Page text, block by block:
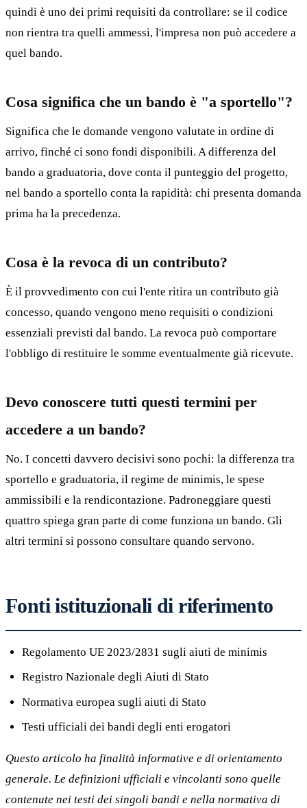
quindi è uno dei primi requisiti da controllare: se il codice
non rientra tra quelli ammessi, l'impresa non può accedere a
quel bando.
Cosa significa che un bando è "a sportello"?
Significa che le domande vengono valutate in ordine di
arrivo, finché ci sono fondi disponibili. A differenza del
bando a graduatoria, dove conta il punteggio del progetto,
nel bando a sportello conta la rapidità: chi presenta domanda
prima ha la precedenza.
Cosa è la revoca di un contributo?
È il provvedimento con cui l'ente ritira un contributo già
concesso, quando vengono meno requisiti o condizioni
essenziali previsti dal bando. La revoca può comportare
l'obbligo di restituire le somme eventualmente già ricevute.
Devo conoscere tutti questi termini per
accedere a un bando?
No. I concetti davvero decisivi sono pochi: la differenza tra
sportello e graduatoria, il regime de minimis, le spese
ammissibili e la rendicontazione. Padroneggiare questi
quattro spiega gran parte di come funziona un bando. Gli
altri termini si possono consultare quando servono.
Fonti istituzionali di riferimento
Regolamento UE 2023/2831 sugli aiuti de minimis
Registro Nazionale degli Aiuti di Stato
Normativa europea sugli aiuti di Stato
Testi ufficiali dei bandi degli enti erogatori
Questo articolo ha finalità informative e di orientamento
generale. Le definizioni ufficiali e vincolanti sono quelle
contenute nei testi dei singoli bandi e nella normativa di